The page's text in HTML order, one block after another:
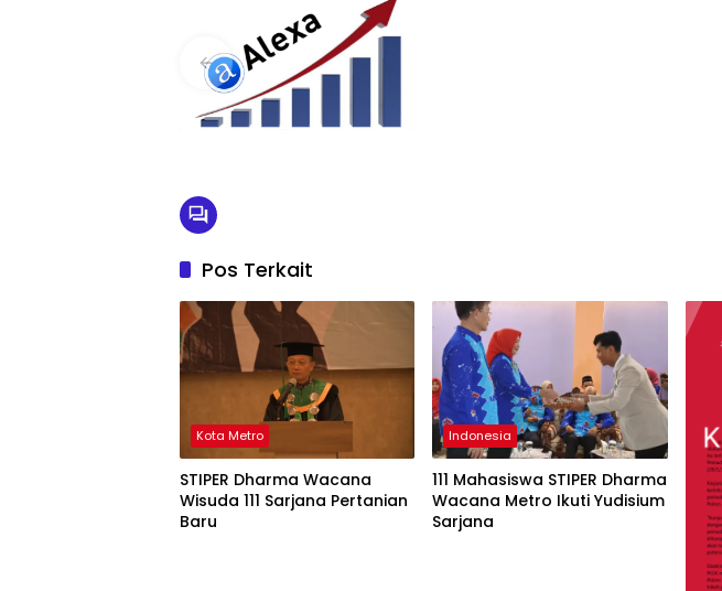
Pos Terkait
Kota Metro
STIPER Dharma Wacana
Wisuda 111 Sarjana Pertanian
Baru
Indonesia
111 Mahasiswa STIPER Dharma
Wacana Metro Ikuti Yudisium
Sarjana